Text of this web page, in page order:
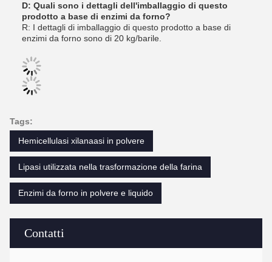
Contatti
D: Quali sono i dettagli dell'imballaggio di questo
prodotto a base di enzimi da forno?
R: I dettagli di imballaggio di questo prodotto a base di
enzimi da forno sono di 20 kg/barile.
Tags:
Hemicellulasi xilanaasi in polvere
Lipasi utilizzata nella trasformazione della farina
Enzimi da forno in polvere e liquido